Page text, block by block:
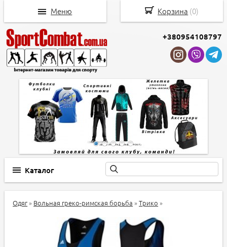
+380954108797
Каталог
Одяг» Вольная греко-римская борьба »Трико »
Корзина (0)
Меню